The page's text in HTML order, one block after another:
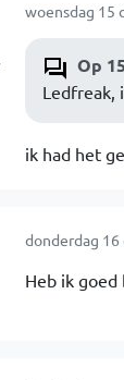
woensdag 15
Op
Ledfreak,
ik had het
donderdag 16
Heb ik